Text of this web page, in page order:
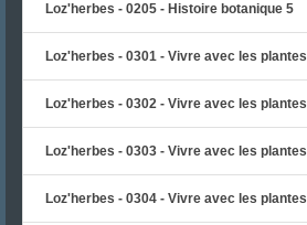
Loz'herbes - 0205 - Histoire botanique 5
Loz'herbes - 0301 - Vivre avec les plantes
Loz'herbes - 0302 - Vivre avec les plantes
Loz'herbes - 0303 - Vivre avec les plantes
Loz'herbes - 0304 - Vivre avec les plantes